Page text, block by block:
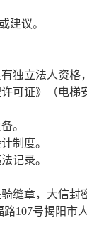
建议。
独立法人资格
可证》（电
。
制度。
记录。
缝章，大信
路107号揭阳市